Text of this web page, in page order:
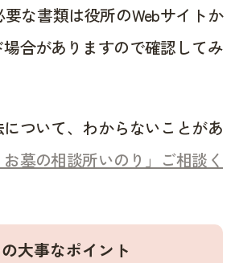
な書類は役所のWebサイトか
合がありますので確認してみ
ついて、わからないことがあ
お墓の相談所いのり」ご相談く
大事なポイント